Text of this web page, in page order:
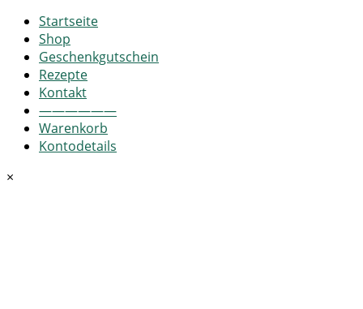
Startseite
Shop
Geschenkgutschein
Rezepte
Kontakt
——————
Warenkorb
Kontodetails
×